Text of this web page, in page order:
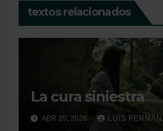
textos relacionados
La cura siniestra
ABR 25, 2026 LUIS